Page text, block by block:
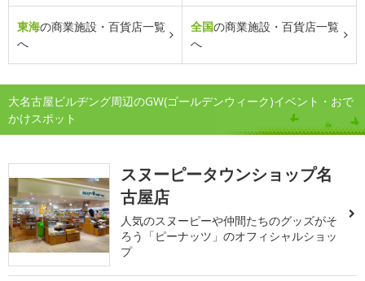
東海の商業施設・百貨店一覧
へ
全国の商業施設・百貨店一覧
へ
大名古屋ビルヂング周辺のGW(ゴールデンウィーク)イベント・おで
かけスポット
スヌーピータウンショップ名
古屋店
人気のスヌーピーや仲間たちのグッズがそ
ろう「ピーナッツ」のオフィシャルショッ
プ